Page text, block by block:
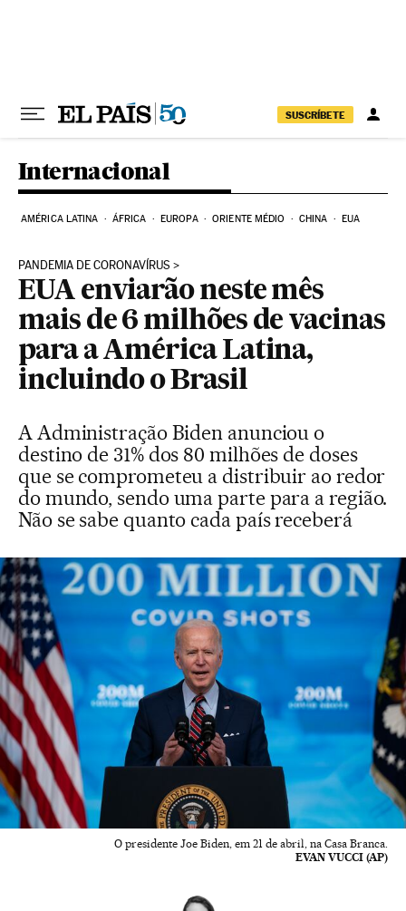
SUSCRÍBETE
Internacional
AMÉRICA LATINA ÁFRICA EUROPA ORIENTE MÉDIO CHINA EUA
PANDEMIA DE CORONAVÍRUS
EUA enviarão neste mês
mais de 6 milhões de vacinas
para a América Latina,
incluindo o Brasil
A Administração Biden anunciou o
destino de 31% dos 80 milhões de doses
que se comprometeu a distribuir ao redor
do mundo, sendo uma parte para a região.
Não se sabe quanto cada país receberá
O presidente Joe Biden, em 21 de abril, na Casa Branca.
EVAN VUCCI (AP)